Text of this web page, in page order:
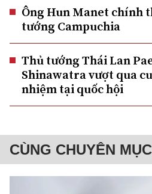
Ông Hun Manet chính
tướng Campuchia
Thủ tướng Thái Lan
Shinawatra vượt qua
nhiệm tại quốc hội
CÙNG CHUYÊN MỤC